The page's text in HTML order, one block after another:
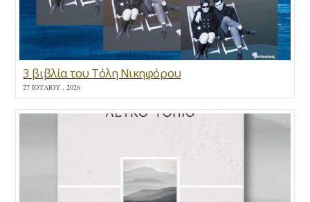
3 βιβλία του Τόλη Νικηφόρου
27 ΙΟΥΛΊΟΥ , 2026